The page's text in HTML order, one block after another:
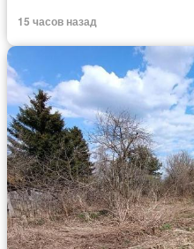
15 часов назад